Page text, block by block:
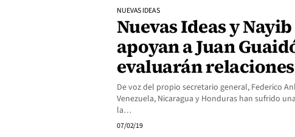
NUEVAS IDEAS
Nuevas Ideas y
apoyan a Juan
evaluarán
De voz del propio secretario general, Federico
Venezuela, Nicaragua y Honduras han sufrido
la…
07/02/19